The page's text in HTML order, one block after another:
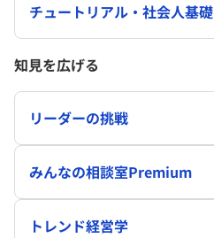
チュートリアル・社会人基礎
知見を広げる
リーダーの挑戦
みんなの相談室Premium
トレンド経営学